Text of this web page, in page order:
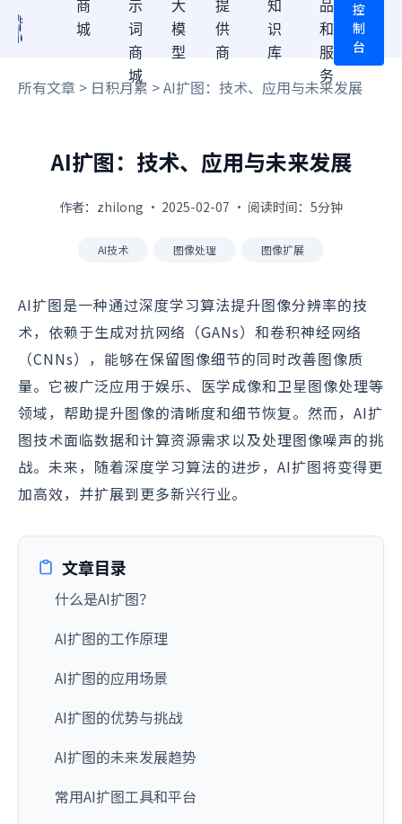
商
城
示
词
商
城
大
模
型
提
供
商
知
识
库
品
和
服
务
控
制
台
所有文章 > 日积月累 > AI扩图：技术、应用与未来发展
AI扩图：技术、应用与未来发展
作者：zhilong · 2025-02-07 · 阅读时间：5分钟
AI技术 图像处理 图像扩展
AI扩图是一种通过深度学习算法提升图像分辨率的技
术，依赖于生成对抗网络（GANs）和卷积神经网络
（CNNs），能够在保留图像细节的同时改善图像质
量。它被广泛应用于娱乐、医学成像和卫星图像处理等
领域，帮助提升图像的清晰度和细节恢复。然而，AI扩
图技术面临数据和计算资源需求以及处理图像噪声的挑
战。未来，随着深度学习算法的进步，AI扩图将变得更
加高效，并扩展到更多新兴行业。
文章目录
什么是AI扩图？
AI扩图的工作原理
AI扩图的应用场景
AI扩图的优势与挑战
AI扩图的未来发展趋势
常用AI扩图工具和平台